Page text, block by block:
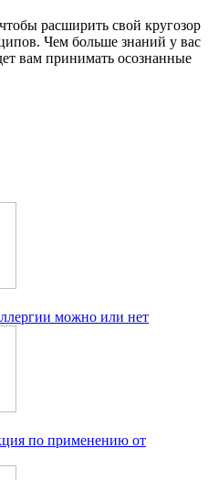
расширить свой кругозор
Чем больше знаний у вас
вам принимать осознанные
можно или нет
по применению от